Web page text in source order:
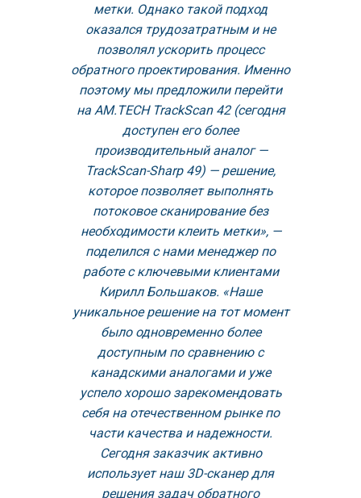
метки. Однако такой подход
оказался трудозатратным и не
позволял ускорить процесс
обратного проектирования. Именно
поэтому мы предложили перейти
на AM.TECH TrackScan 42 (сегодня
доступен его более
производительный аналог —
TrackScan-Sharp 49) — решение,
которое позволяет выполнять
потоковое сканирование без
необходимости клеить метки», —
поделился с нами менеджер по
работе с ключевыми клиентами
Кирилл Большаков. «Наше
уникальное решение на тот момент
было одновременно более
доступным по сравнению с
канадскими аналогами и уже
успело хорошо зарекомендовать
себя на отечественном рынке по
части качества и надежности.
Сегодня заказчик активно
использует наш 3D-сканер для
решения задач обратного